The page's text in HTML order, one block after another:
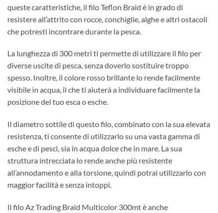
queste caratteristiche, il filo Teflon Braid è in grado di
resistere all’attrito con rocce, conchiglie, alghe e altri ostacoli
che potresti incontrare durante la pesca.
La lunghezza di 300 metri ti permette di utilizzare il filo per
diverse uscite di pesca, senza doverlo sostituire troppo
spesso. Inoltre, il colore rosso brillante lo rende facilmente
visibile in acqua, il che ti aiuterà a individuare facilmente la
posizione del tuo esca o esche.
Il diametro sottile di questo filo, combinato con la sua elevata
resistenza, ti consente di utilizzarlo su una vasta gamma di
esche e di pesci, sia in acqua dolce che in mare. La sua
struttura intrecciata lo rende anche più resistente
all’annodamento e alla torsione, quindi potrai utilizzarlo con
maggior facilità e senza intoppi.
Il filo Az Trading Braid Multicolor 300mt è anche